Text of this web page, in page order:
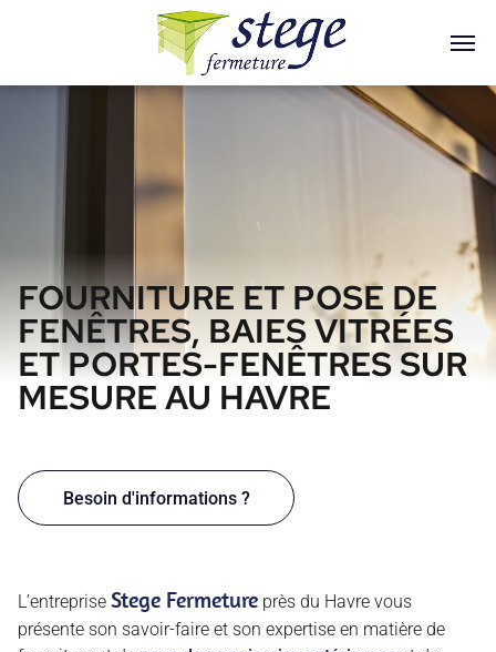
FOURNITURE ET POSE DE
FENÊTRES, BAIES VITRÉES
ET PORTES-FENÊTRES SUR
MESURE AU HAVRE
Besoin d'informations ?
L’entreprise Stege Fermeture près du Havre vous
présente son savoir-faire et son expertise en matière de